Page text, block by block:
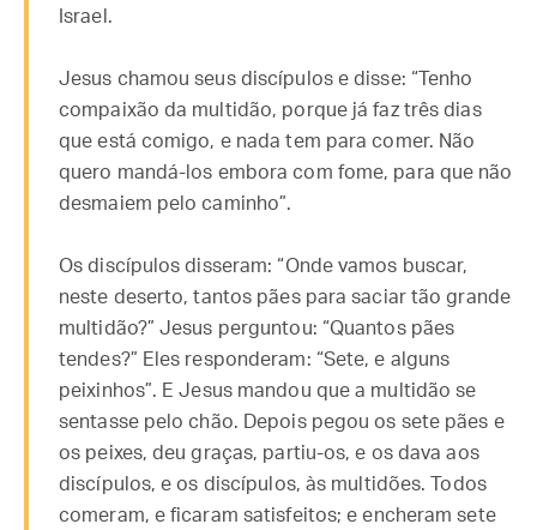
Israel.
Jesus chamou seus discípulos e disse: “Tenho
compaixão da multidão, porque já faz três dias
que está comigo, e nada tem para comer. Não
quero mandá-los embora com fome, para que não
desmaiem pelo caminho”.
Os discípulos disseram: “Onde vamos buscar,
neste deserto, tantos pães para saciar tão grande
multidão?” Jesus perguntou: “Quantos pães
tendes?” Eles responderam: “Sete, e alguns
peixinhos”. E Jesus mandou que a multidão se
sentasse pelo chão. Depois pegou os sete pães e
os peixes, deu graças, partiu-os, e os dava aos
discípulos, e os discípulos, às multidões. Todos
comeram, e ficaram satisfeitos; e encheram sete